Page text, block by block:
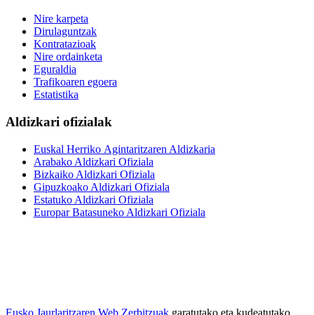
Nire karpeta
Dirulaguntzak
Kontratazioak
Nire ordainketa
Eguraldia
Trafikoaren egoera
Estatistika
Aldizkari ofizialak
Euskal Herriko Agintaritzaren Aldizkaria
Arabako Aldizkari Ofiziala
Bizkaiko Aldizkari Ofiziala
Gipuzkoako Aldizkari Ofiziala
Estatuko Aldizkari Ofiziala
Europar Batasuneko Aldizkari Ofiziala
Eusko Jaurlaritzaren Web Zerbitzuak garatutako eta kudeatutako